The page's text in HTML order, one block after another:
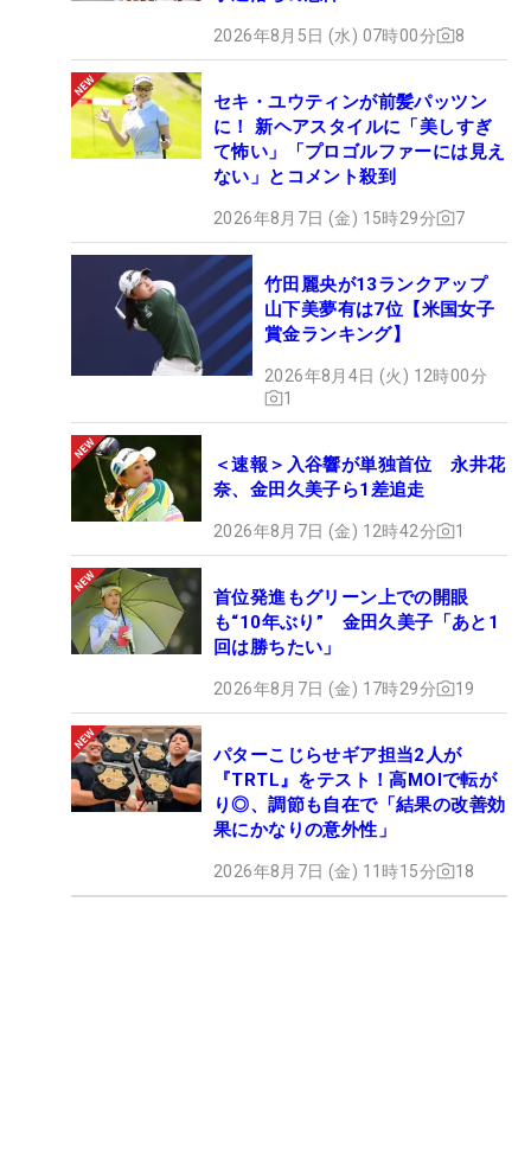
2026年8月5日 (水) 07時00分 8
セキ・ユウティンが前髪パッツン
に！ 新ヘアスタイルに「美しすぎ
て怖い」「プロゴルファーには見え
ない」とコメント殺到
2026年8月7日 (金) 15時29分 7
竹田麗央が13ランクアップ
山下美夢有は7位【米国女子
賞金ランキング】
2026年8月4日 (火) 12時00分
1
＜速報＞入谷響が単独首位 永井花
奈、金田久美子ら1差追走
2026年8月7日 (金) 12時42分 1
首位発進もグリーン上での開眼
も“10年ぶり” 金田久美子「あと1
回は勝ちたい」
2026年8月7日 (金) 17時29分 19
パターこじらせギア担当2人が
『TRTL』をテスト！高MOIで転が
り◎、調節も自在で「結果の改善効
果にかなりの意外性」
2026年8月7日 (金) 11時15分 18